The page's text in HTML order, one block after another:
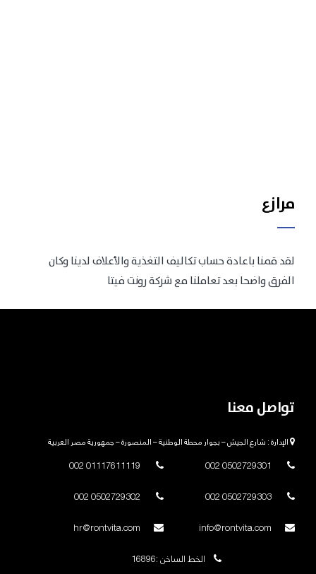
مرازع
لقد قمنا باعادة حساب تكاليف التغذية والأعلاف لدينا وكان
الفرق واضحا بعد تعاملنا مع شركة رونت فيتا
تواصل معنا
الإدارة : شارع الجيش – بجوار محطة الوطنية – المنصورة – جمهورية مصر العربية
الخط الساخن :16896